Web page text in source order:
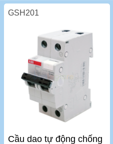
GSH201
Cầu dao tự động chống